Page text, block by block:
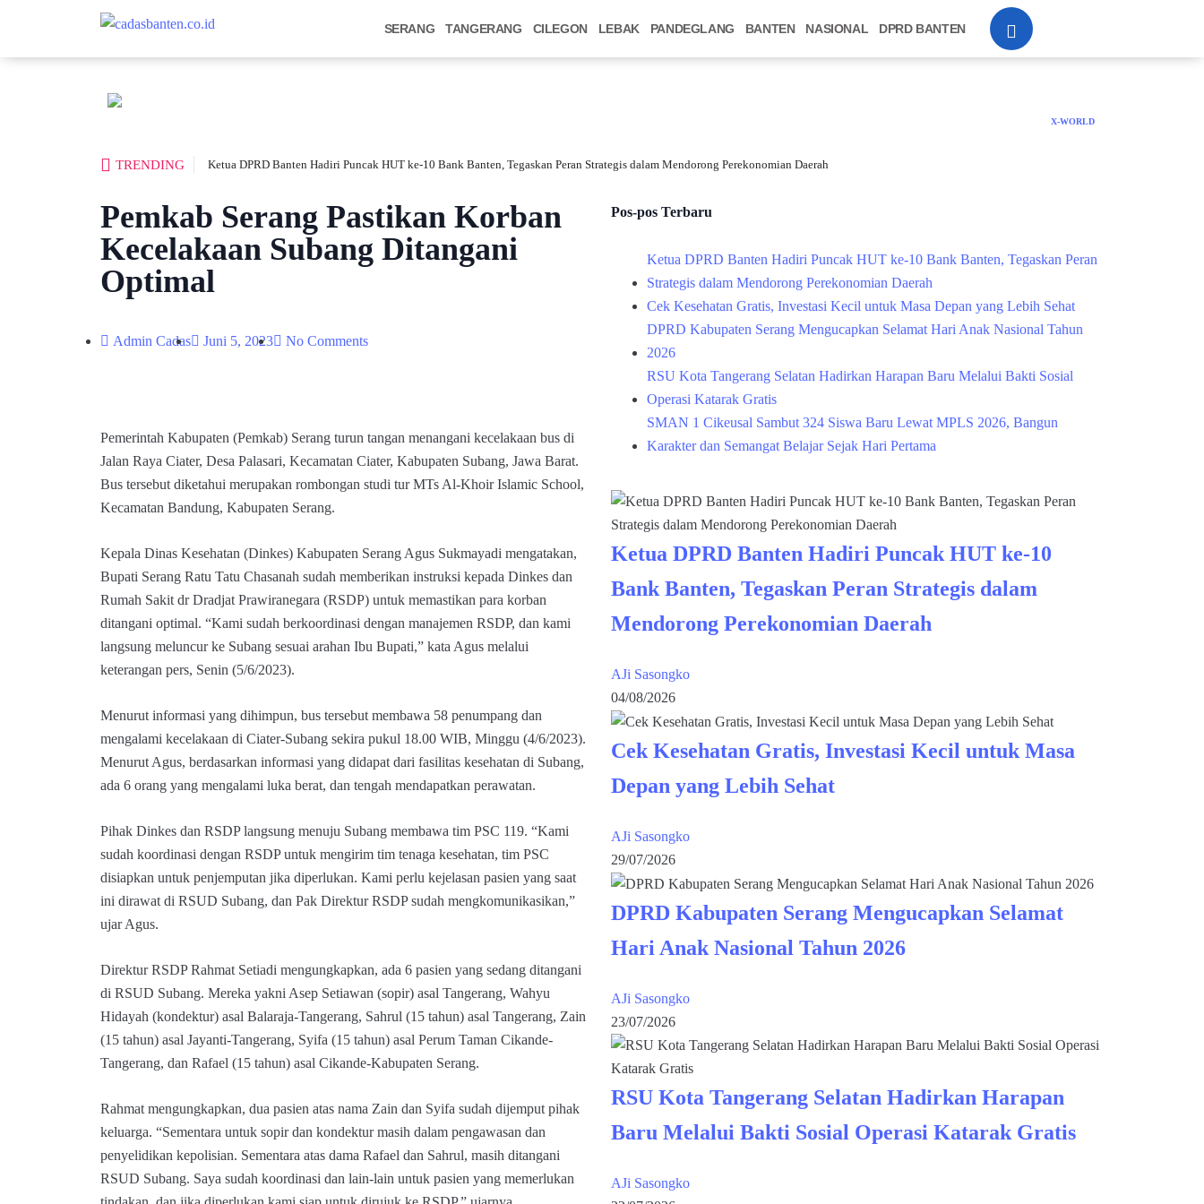
SERANG TANGERANG CILEGON LEBAK PANDEGLANG BANTEN NASIONAL DPRD BANTEN
X-WORLD
TRENDING Ketua DPRD Banten Hadiri Puncak HUT ke-10 Bank Banten, Tegaskan Peran Strategis dalam Mendorong Perekonomian Daerah
Pemkab Serang Pastikan Korban
Kecelakaan Subang Ditangani
Optimal
Admin Cadas Juni 5, 2023 No Comments
Pemerintah Kabupaten (Pemkab) Serang turun tangan menangani kecelakaan bus di
Jalan Raya Ciater, Desa Palasari, Kecamatan Ciater, Kabupaten Subang, Jawa Barat.
Bus tersebut diketahui merupakan rombongan studi tur MTs Al-Khoir Islamic School,
Kecamatan Bandung, Kabupaten Serang.
Kepala Dinas Kesehatan (Dinkes) Kabupaten Serang Agus Sukmayadi mengatakan,
Bupati Serang Ratu Tatu Chasanah sudah memberikan instruksi kepada Dinkes dan
Rumah Sakit dr Dradjat Prawiranegara (RSDP) untuk memastikan para korban
ditangani optimal. “Kami sudah berkoordinasi dengan manajemen RSDP, dan kami
langsung meluncur ke Subang sesuai arahan Ibu Bupati,” kata Agus melalui
keterangan pers, Senin (5/6/2023).
Menurut informasi yang dihimpun, bus tersebut membawa 58 penumpang dan
mengalami kecelakaan di Ciater-Subang sekira pukul 18.00 WIB, Minggu (4/6/2023).
Menurut Agus, berdasarkan informasi yang didapat dari fasilitas kesehatan di Subang,
ada 6 orang yang mengalami luka berat, dan tengah mendapatkan perawatan.
Pihak Dinkes dan RSDP langsung menuju Subang membawa tim PSC 119. “Kami
sudah koordinasi dengan RSDP untuk mengirim tim tenaga kesehatan, tim PSC
disiapkan untuk penjemputan jika diperlukan. Kami perlu kejelasan pasien yang saat
ini dirawat di RSUD Subang, dan Pak Direktur RSDP sudah mengkomunikasikan,”
ujar Agus.
Direktur RSDP Rahmat Setiadi mengungkapkan, ada 6 pasien yang sedang ditangani
di RSUD Subang. Mereka yakni Asep Setiawan (sopir) asal Tangerang, Wahyu
Hidayah (kondektur) asal Balaraja-Tangerang, Sahrul (15 tahun) asal Tangerang, Zain
(15 tahun) asal Jayanti-Tangerang, Syifa (15 tahun) asal Perum Taman Cikande-
Tangerang, dan Rafael (15 tahun) asal Cikande-Kabupaten Serang.
Rahmat mengungkapkan, dua pasien atas nama Zain dan Syifa sudah dijemput pihak
keluarga. “Sementara untuk sopir dan kondektur masih dalam pengawasan dan
penyelidikan kepolisian. Sementara atas dama Rafael dan Sahrul, masih ditangani
RSUD Subang. Saya sudah koordinasi dan lain-lain untuk pasien yang memerlukan
Pos-pos Terbaru
Ketua DPRD Banten Hadiri Puncak HUT ke-10 Bank Banten, Tegaskan Peran
Strategis dalam Mendorong Perekonomian Daerah
Cek Kesehatan Gratis, Investasi Kecil untuk Masa Depan yang Lebih Sehat
DPRD Kabupaten Serang Mengucapkan Selamat Hari Anak Nasional Tahun
2026
RSU Kota Tangerang Selatan Hadirkan Harapan Baru Melalui Bakti Sosial
Operasi Katarak Gratis
SMAN 1 Cikeusal Sambut 324 Siswa Baru Lewat MPLS 2026, Bangun
Karakter dan Semangat Belajar Sejak Hari Pertama
Ketua DPRD Banten Hadiri Puncak HUT ke-10
Bank Banten, Tegaskan Peran Strategis dalam
Mendorong Perekonomian Daerah
AJi Sasongko
04/08/2026
Cek Kesehatan Gratis, Investasi Kecil untuk Masa
Depan yang Lebih Sehat
AJi Sasongko
29/07/2026
DPRD Kabupaten Serang Mengucapkan Selamat
Hari Anak Nasional Tahun 2026
AJi Sasongko
23/07/2026
RSU Kota Tangerang Selatan Hadirkan Harapan
Baru Melalui Bakti Sosial Operasi Katarak Gratis
AJi Sasongko